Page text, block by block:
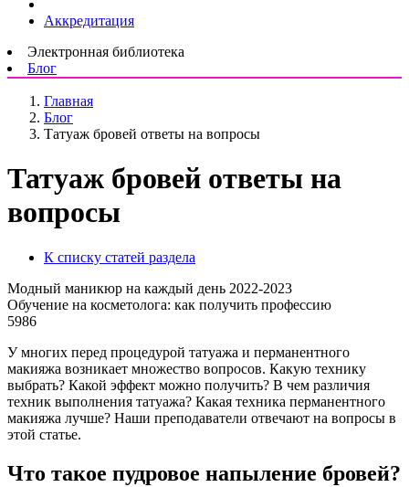
Аккредитация
Электронная библиотека
Блог
Главная
Блог
Татуаж бровей ответы на вопросы
Татуаж бровей ответы на
вопросы
К списку статей раздела
Модный маникюр на каждый день 2022-2023
Обучение на косметолога: как получить профессию
5986
У многих перед процедурой татуажа и перманентного
макияжа возникает множество вопросов. Какую технику
выбрать? Какой эффект можно получить? В чем различия
техник выполнения татуажа? Какая техника перманентного
макияжа лучше? Наши преподаватели отвечают на вопросы в
этой статье.
Что такое пудровое напыление бровей?